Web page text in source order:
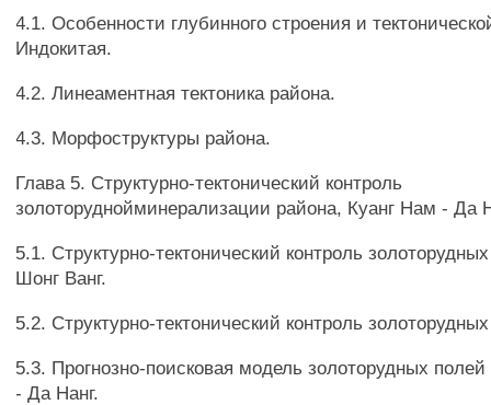
4.1. Особенности глубинного строения и
Индокитая.
4.2. Линеаментная тектоника района.
4.3. Морфоструктуры района.
Глава 5. Структурно-тектонический контроль
золоторуднойминерализации района, Куанг Нам - Да
5.1. Структурно-тектонический контроль
Шонг Ванг.
5.2. Структурно-тектонический контроль
5.3. Прогнозно-поисковая модель золоторудных
- Да Нанг.